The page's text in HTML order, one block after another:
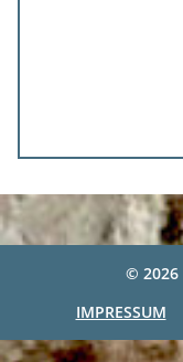
© 2026
IMPRESSUM